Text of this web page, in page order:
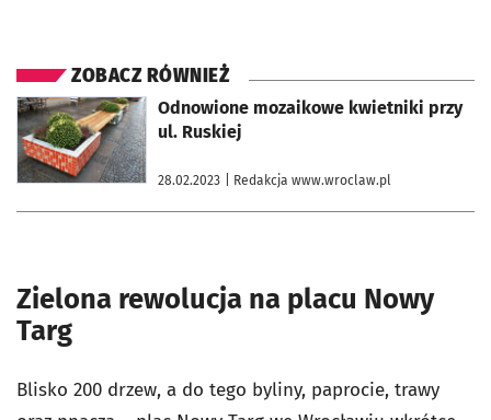
ZOBACZ RÓWNIEŻ
Odnowione mozaikowe kwietniki przy
ul. Ruskiej
28.02.2023 | Redakcja www.wroclaw.pl
otworzy się w nowej karcie
Zielona rewolucja na placu Nowy
Targ
Blisko 200 drzew, a do tego byliny, paprocie, trawy